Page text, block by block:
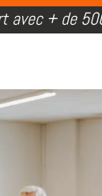
avec + de